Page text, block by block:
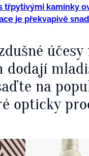
třpytivými kamínky
je překvapivě
dodají
na
opticky